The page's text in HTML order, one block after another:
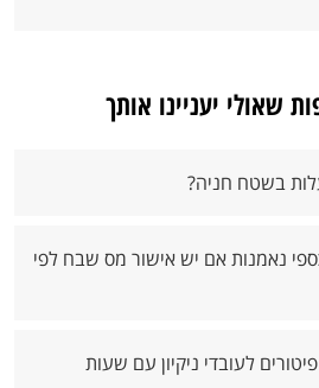
שאולי יעניינו אותך
בשטח חניה?
נאמנות אם יש אישור מס שבח לפי
לעובדי ניקיון עם שעות